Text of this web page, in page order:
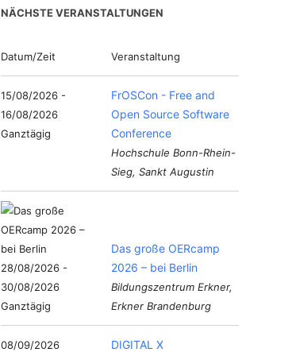
NÄCHSTE VERANSTALTUNGEN
Datum/Zeit Veranstaltung
15/08/2026 -
16/08/2026
Ganztägig
FrOSCon - Free and
Open Source Software
Conference
Hochschule Bonn-Rhein-
Sieg, Sankt Augustin
28/08/2026 -
30/08/2026
Ganztägig
Das große OERcamp
2026 – bei Berlin
Bildungszentrum Erkner,
Erkner Brandenburg
08/09/2026
DIGITAL X